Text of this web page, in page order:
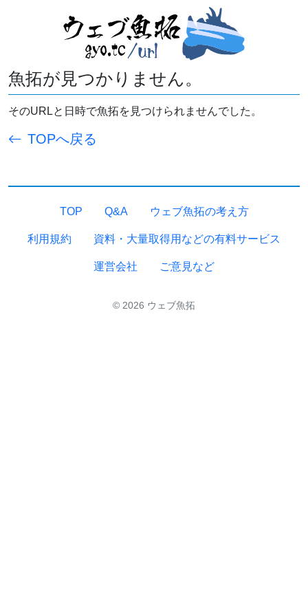
魚拓が見つかりません。
そのURLと日時で魚拓を見つけられませんでした。
TOPへ戻る
TOP Q&A ウェブ魚拓の考え方
利用規約 資料・大量取得用などの有料サービス
運営会社 ご意見など
© 2026 ウェブ魚拓